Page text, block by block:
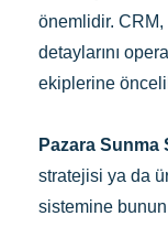
önemlidir.
detaylarını
ekiplerine
Pazara Sunma
stratejisi ya da
sistemine